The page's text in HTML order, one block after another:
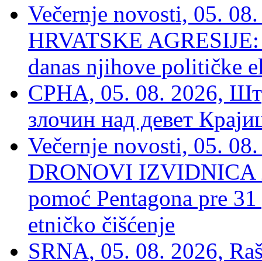
Večernje novosti, 05.
HRVATSKE
danas njihove političke
СРНА, 05. 08. 2026,
злочин над девет
Večernje novosti, 05.
DRONOVI IZVIDNICA
pomoć Pentagona pre
etničko čišćenje
SRNA, 05. 08. 2026,